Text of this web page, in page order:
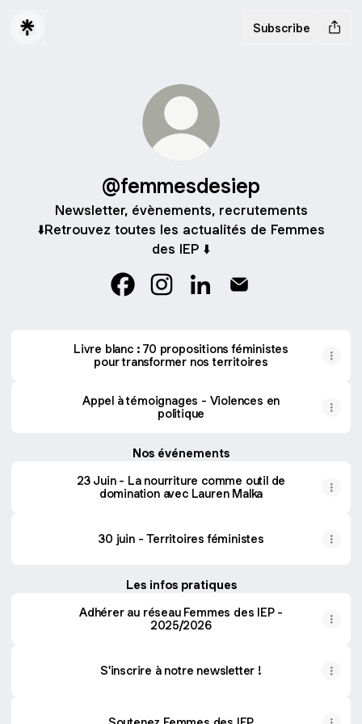
Subscribe
@femmesdesiep
Newsletter, évènements, recrutements
⬇️Retrouvez toutes les actualités de Femmes
des IEP ⬇️
Livre blanc : 70 propositions féministes
pour transformer nos territoires
Appel à témoignages - Violences en
politique
Nos événements
23 Juin - La nourriture comme outil de
domination avec Lauren Malka
30 juin - Territoires féministes
Les infos pratiques
Adhérer au réseau Femmes des IEP -
2025/2026
S'inscrire à notre newsletter !